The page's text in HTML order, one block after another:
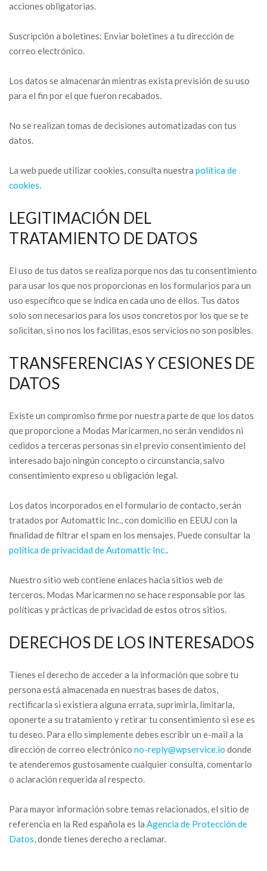
acciones obligatorias.
Suscripción a boletines: Enviar boletines a tu dirección de
correo electrónico.
Los datos se almacenarán mientras exista previsión de su uso
para el fin por el que fueron recabados.
No se realizan tomas de decisiones automatizadas con tus
datos.
La web puede utilizar cookies, consulta nuestra política de
cookies.
LEGITIMACIÓN DEL
TRATAMIENTO DE DATOS
El uso de tus datos se realiza porque nos das tu consentimiento
para usar los que nos proporcionas en los formularios para un
uso específico que se indica en cada uno de ellos. Tus datos
solo son necesarios para los usos concretos por los que se te
solicitan, si no nos los facilitas, esos servicios no son posibles.
TRANSFERENCIAS Y CESIONES DE
DATOS
Existe un compromiso firme por nuestra parte de que los datos
que proporcione a Modas Maricarmen, no serán vendidos ni
cedidos a terceras personas sin el previo consentimiento del
interesado bajo ningún concepto o circunstancia, salvo
consentimiento expreso u obligación legal.
Los datos incorporados en el formulario de contacto, serán
tratados por Automattic Inc., con domicilio en EEUU con la
finalidad de filtrar el spam en los mensajes. Puede consultar la
política de privacidad de Automattic Inc..
Nuestro sitio web contiene enlaces hacia sitios web de
terceros. Modas Maricarmen no se hace responsable por las
políticas y prácticas de privacidad de estos otros sitios.
DERECHOS DE LOS INTERESADOS
Tienes el derecho de acceder a la información que sobre tu
persona está almacenada en nuestras bases de datos,
rectificarla si existiera alguna errata, suprimirla, limitarla,
oponerte a su tratamiento y retirar tu consentimiento si ese es
tu deseo. Para ello simplemente debes escribir un e-mail a la
dirección de correo electrónico no-reply@wpservice.io donde
te atenderemos gustosamente cualquier consulta, comentario
o aclaración requerida al respecto.
Para mayor información sobre temas relacionados, el sitio de
referencia en la Red española es la Agencia de Protección de
Datos, donde tienes derecho a reclamar.